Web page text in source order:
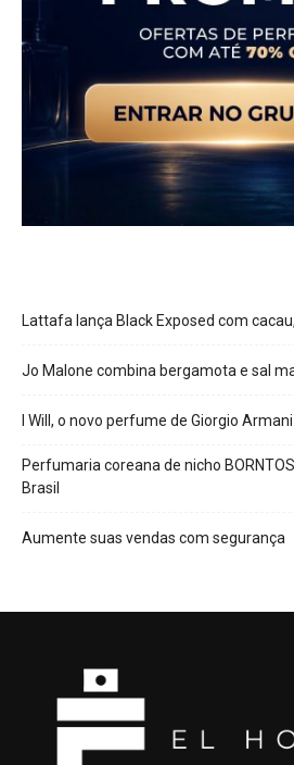
Lattafa lança Black Exposed com
Jo Malone combina bergamota e sal
I Will, o novo perfume de Giorgio Armani
Perfumaria coreana de nicho
Brasil
Aumente suas vendas com segurança